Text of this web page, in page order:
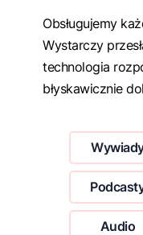
Obsługujemy
Wystarczy
technologia
błyskawicznie
Audio